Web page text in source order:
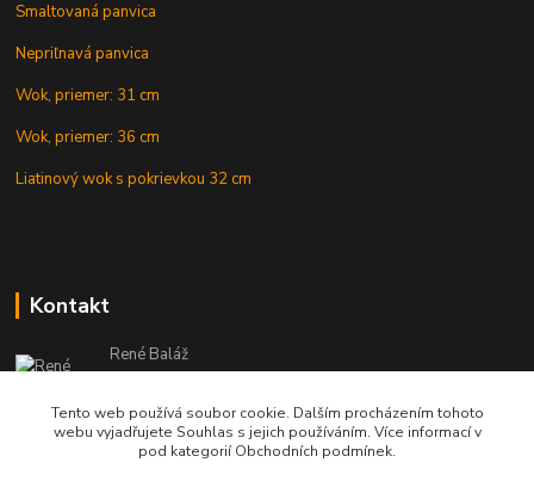
Smaltovaná panvica
Nepriľnavá panvica
Wok, priemer: 31 cm
Wok, priemer: 36 cm
Liatinový wok s pokrievkou 32 cm
Kontakt
René Baláž
Eshop: +421 902 212 007
od 8:00 - do 16:00 hod
info@kotlikyshop.sk
Tento web používá soubor cookie. Dalším procházením tohoto
webu vyjadřujete Souhlas s jejich používáním. Více informací v
pod kategorií Obchodních podmínek.